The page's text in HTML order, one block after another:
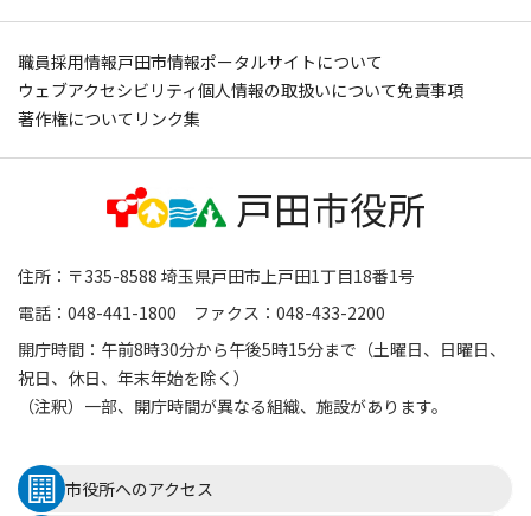
職員採用情報戸田市情報ポータルサイトについて
ウェブアクセシビリティ個人情報の取扱いについて免責事項
著作権について リンク集
住所：〒335-8588 埼玉県戸田市上戸田1丁目18番1号
電話：048-441-1800 ファクス：048-433-2200
開庁時間：午前8時30分から午後5時15分まで（土曜日、日曜日、
祝日、休日、年末年始を除く）
（注釈）一部、開庁時間が異なる組織、施設があります。
市役所へのアクセス